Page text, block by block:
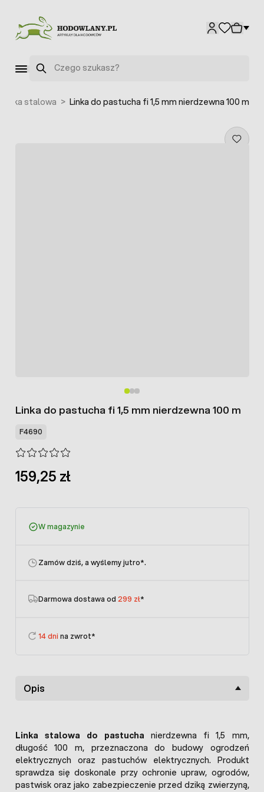
Szukaj
linka stalowa > Linka do pastucha fi 1,5 mm nierdzewna 100 m
Linka do pastucha fi 1,5 mm nierdzewna 100 m
F4690
159,25 zł
W magazynie
Zamów dziś, a wyślemy jutro*.
Darmowa dostawa od 299 zł*
14 dni na zwrot*
Opis
Linka stalowa do pastucha nierdzewna fi 1,5 mm,
długość 100 m, przeznaczona do budowy ogrodzeń
elektrycznych oraz pastuchów elektrycznych. Produkt
sprawdza się doskonale przy ochronie upraw, ogrodów,
pastwisk oraz jako zabezpieczenie przed dziką zwierzyną,